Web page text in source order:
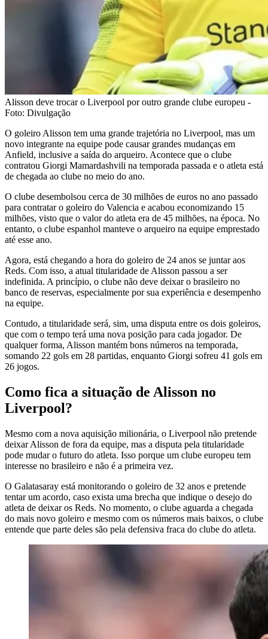
Alisson deve trocar o Liverpool por outro grande clube europeu -
Foto: Divulgação
O goleiro Alisson tem uma grande trajetória no Liverpool, mas um
novo integrante na equipe pode causar grandes mudanças em
Anfield, inclusive a saída do arqueiro. Acontece que o clube
contratou Giorgi Mamardashvili na temporada passada e o atleta está
de chegada ao clube no meio do ano.
O clube desembolsou cerca de 30 milhões de euros no ano passado
para contratar o goleiro do Valencia e acabou economizando 15
milhões, visto que o valor do atleta era de 45 milhões, na época. No
entanto, o clube espanhol manteve o arqueiro na equipe emprestado
até esse ano.
Agora, está chegando a hora do goleiro de 24 anos se juntar aos
Reds. Com isso, a atual titularidade de Alisson passou a ser
indefinida. A princípio, o clube não deve deixar o brasileiro no
banco de reservas, especialmente por sua experiência e desempenho
na equipe.
Contudo, a titularidade será, sim, uma disputa entre os dois goleiros,
que com o tempo terá uma nova posição para cada jogador. De
qualquer forma, Alisson mantém bons números na temporada,
somando 22 gols em 28 partidas, enquanto Giorgi sofreu 41 gols em
26 jogos.
Como fica a situação de Alisson no
Liverpool?
Mesmo com a nova aquisição milionária, o Liverpool não pretende
deixar Alisson de fora da equipe, mas a disputa pela titularidade
pode mudar o futuro do atleta. Isso porque um clube europeu tem
interesse no brasileiro e não é a primeira vez.
O Galatasaray está monitorando o goleiro de 32 anos e pretende
tentar um acordo, caso exista uma brecha que indique o desejo do
atleta de deixar os Reds. No momento, o clube aguarda a chegada
do mais novo goleiro e mesmo com os números mais baixos, o clube
entende que parte deles são pela defensiva fraca do clube do atleta.